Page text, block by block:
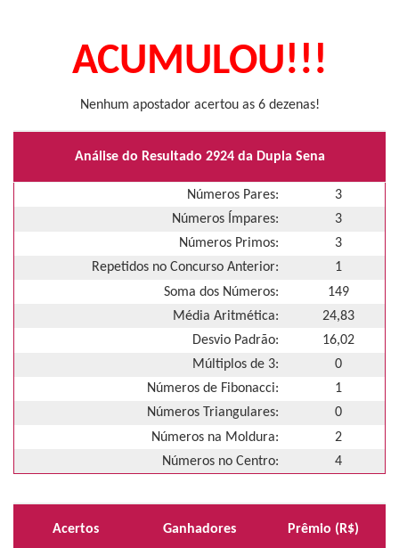
ACUMULOU!!!
Nenhum apostador acertou as 6 dezenas!
Análise do Resultado 2924 da Dupla Sena
Números Pares:
3
Números Ímpares:
3
Números Primos:
3
Repetidos no Concurso Anterior:
1
Soma dos Números:
149
Média Aritmética:
24,83
Desvio Padrão:
16,02
Múltiplos de 3:
0
Números de Fibonacci:
1
Números Triangulares:
0
Números na Moldura:
2
Números no Centro:
4
Acertos Ganhadores Prêmio (R$)